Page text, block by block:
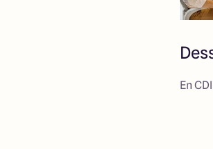
En CDI